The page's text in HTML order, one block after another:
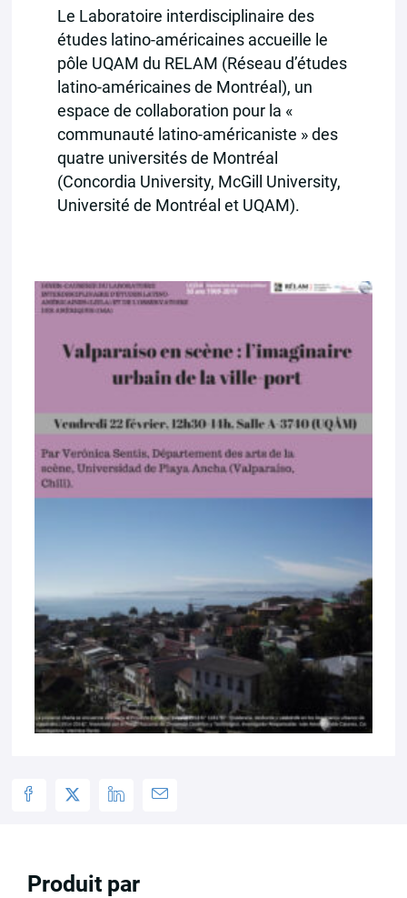
Le Laboratoire interdisciplinaire des
études latino-américaines accueille le
pôle UQAM du RELAM (Réseau d’études
latino-américaines de Montréal), un
espace de collaboration pour la «
communauté latino-américaniste » des
quatre universités de Montréal
(Concordia University, McGill University,
Université de Montréal et UQAM).
Produit par